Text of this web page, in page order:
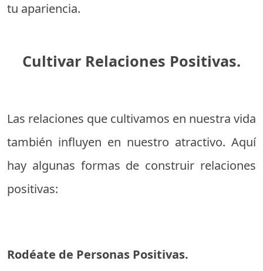
tu apariencia.
Cultivar Relaciones Positivas.
Las relaciones que cultivamos en nuestra vida
también influyen en nuestro atractivo. Aquí
hay algunas formas de construir relaciones
positivas:
Rodéate de Personas Positivas.